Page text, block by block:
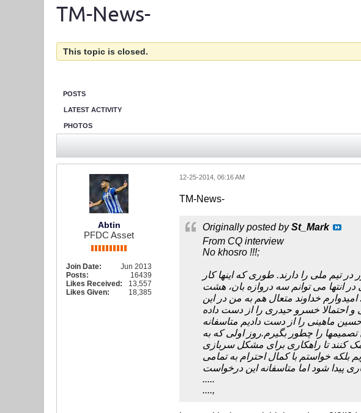
TM-News-
This topic is closed.
POSTS
LATEST ACTIVITY
PHOTOS
Abtin
PFDC Asset
Join Date:
Jun 2013
Posts:
16439
Likes Received:
13,557
Likes Given:
18,385
12-25-2014, 06:16 AM
TM-News-
Originally posted bySt_Mark
From CQ interview
No khosro !!!;
انتها می توانم سه دروازه بان، هشت
خداوند متعال هم به من در این
و احتمالا خسرو حیدری را از دست داده
ماهینی را از دست دادیم متاسفانه
را چطور بگیرم.روز اولی که به
کنند تا راهکاری برای مشکل سربازی
بلکه خواستم با کمال احترام به تمامی
.....
....,